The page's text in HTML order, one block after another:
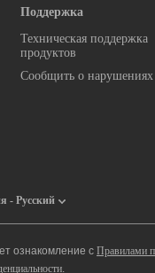
Поддержка
Техническая поддержка
продуктов
Сообщить о нарушениях
- Русский
ознакомление с Правилами
.